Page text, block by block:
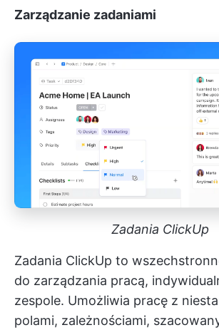
Zarządzanie zadaniami
Zadania ClickUp
Zadania ClickUp to
do zarządzania pracą,
zespole. Umożliwia pracę z
polami, zależnościami,